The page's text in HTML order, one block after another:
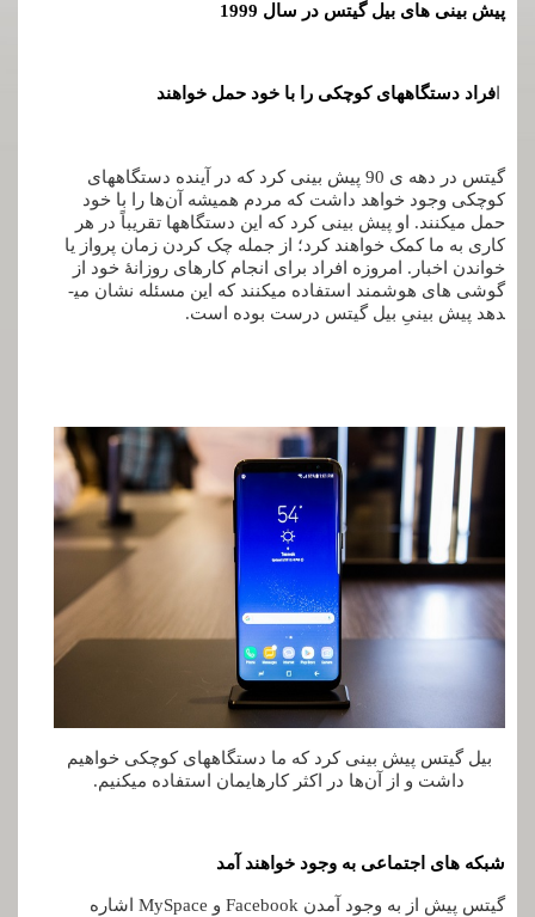
پیش­ بینی­ های بیل گیتس در سال 1999
فراد دستگاه­های کوچکی را با خود حمل خواهند
گیتس در دهه­ ی 90 پیش­ بینی کرد که در آینده دستگاه­های
کوچکی وجود خواهد داشت که مردم همیشه آن‌ها را با خود
حمل می­کنند. او پیش­ بینی کرد که این دستگاه­ها تقریباً در هر
کاری به ما کمک خواهند کرد؛ از جمله چک کردن زمان پرواز یا
خواندن اخبار. امروزه افراد برای انجام کارهای روزانۀ خود از
گوشی­ های هوشمند استفاده می­کنند که این مسئله نشان می­
دهد پیش­ بینیِ بیل گیتس درست بوده است.
بیل گیتس پیش ­بینی کرد که ما دستگاه­های کوچکی خواهیم
داشت و از آن‌ها در اکثر کارهایمان استفاده می­کنیم.
شبکه­ های اجتماعی به وجود خواهند آمد
گیتس پیش از به وجود آمدن Facebook و MySpace اشاره